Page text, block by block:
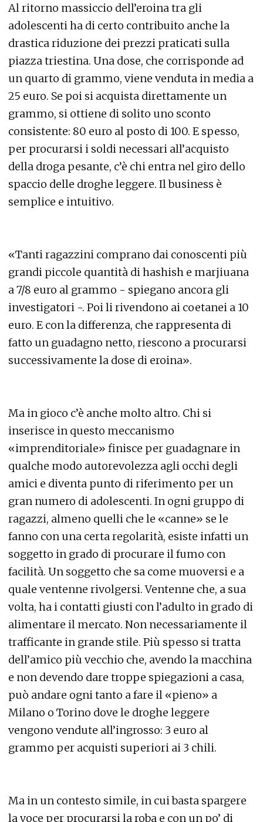
Al ritorno massiccio dell’eroina tra gli
adolescenti ha di certo contribuito anche la
drastica riduzione dei prezzi praticati sulla
piazza triestina. Una dose, che corrisponde ad
un quarto di grammo, viene venduta in media a
25 euro. Se poi si acquista direttamente un
grammo, si ottiene di solito uno sconto
consistente: 80 euro al posto di 100. E spesso,
per procurarsi i soldi necessari all’acquisto
della droga pesante, c’è chi entra nel giro dello
spaccio delle droghe leggere. Il business è
semplice e intuitivo.
«Tanti ragazzini comprano dai conoscenti più
grandi piccole quantità di hashish e marjiuana
a 7/8 euro al grammo - spiegano ancora gli
investigatori -. Poi li rivendono ai coetanei a 10
euro. E con la differenza, che rappresenta di
fatto un guadagno netto, riescono a procurarsi
successivamente la dose di eroina».
Ma in gioco c’è anche molto altro. Chi si
inserisce in questo meccanismo
«imprenditoriale» finisce per guadagnare in
qualche modo autorevolezza agli occhi degli
amici e diventa punto di riferimento per un
gran numero di adolescenti. In ogni gruppo di
ragazzi, almeno quelli che le «canne» se le
fanno con una certa regolarità, esiste infatti un
soggetto in grado di procurare il fumo con
facilità. Un soggetto che sa come muoversi e a
quale ventenne rivolgersi. Ventenne che, a sua
volta, ha i contatti giusti con l’adulto in grado di
alimentare il mercato. Non necessariamente il
trafficante in grande stile. Più spesso si tratta
dell’amico più vecchio che, avendo la macchina
e non devendo dare troppe spiegazioni a casa,
può andare ogni tanto a fare il «pieno» a
Milano o Torino dove le droghe leggere
vengono vendute all’ingrosso: 3 euro al
grammo per acquisti superiori ai 3 chili.
Ma in un contesto simile, in cui basta spargere
la voce per procurarsi la roba e con un po’ di